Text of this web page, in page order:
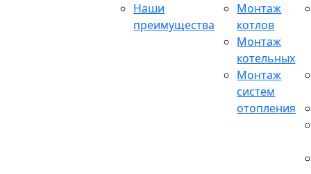
Наши
преимущества
Монтаж
котлов
Монтаж
котельных
Монтаж
систем
отопления